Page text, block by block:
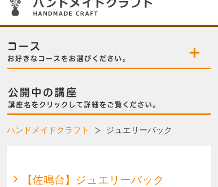
コース／お好きなコースをお選びください。
覧ください。
ハンドメイドクラフト
（118570）
作品） 体験受講料:2200円（別途教材